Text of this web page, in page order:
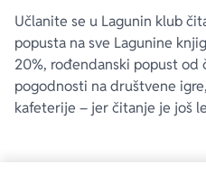
Učlanite se u Lagunin klub
popusta na sve Lagunine
20%, rođendanski popust od
pogodnosti na društvene
kafeterije – jer čitanje je još